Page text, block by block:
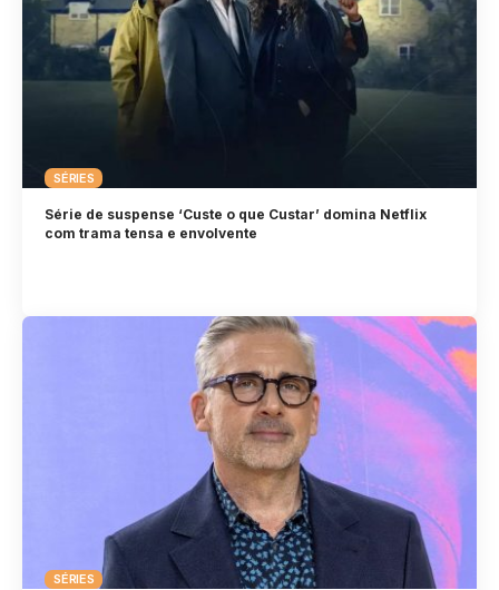
SÉRIES
Série de suspense ‘Custe o que Custar’ domina Netflix
com trama tensa e envolvente
SÉRIES